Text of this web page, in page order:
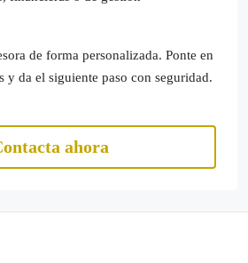
de forma personalizada. Ponte en
y da el siguiente paso con seguridad.
ahora